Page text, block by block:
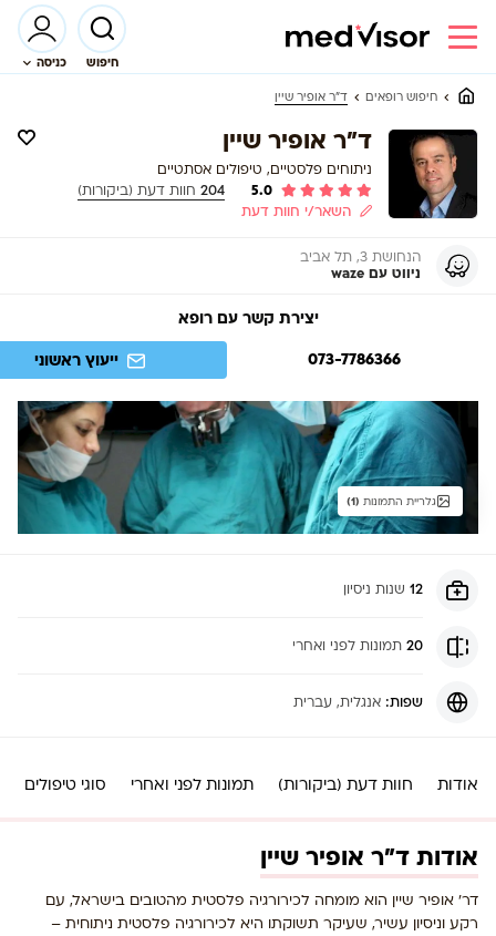
חיפוש כניסה
חיפוש רופאים ד”ר אופיר שיין
ד"ר אופיר שיין
ניתוחים פלסטיים, טיפולים אסתטיים
5.0
204 חוות דעת (ביקורות)
השאר/י חוות דעת
הנחושת 3, תל אביב
ניווט עם waze
יצירת קשר עם רופא
073-7786366
ייעוץ ראשוני
גלריית התמונות (1)
12 שנות ניסיון
20 תמונות לפני ואחרי
שפות: אנגלית, עברית
אודות חוות דעת (ביקורות) תמונות לפני ואחרי סוגי טיפולים
אודות ד"ר אופיר שיין
דר’ אופיר שיין הוא מומחה לכירורגיה פלסטית מהטובים בישראל, עם
רקע וניסיון עשיר, שעיקר תשוקתו היא לכירורגיה פלסטית ניתוחית –